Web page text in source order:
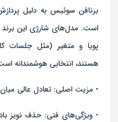
برنافن سوئیس به دلیل
است. مدل‌های شارژی این برند
پویا و متغیر (مثل جلسات
هستند، انتخابی هوشمندانه
• مزیت اصلی: تعادل عالی میان
• ویژگی‌های فنی: حذف نویز